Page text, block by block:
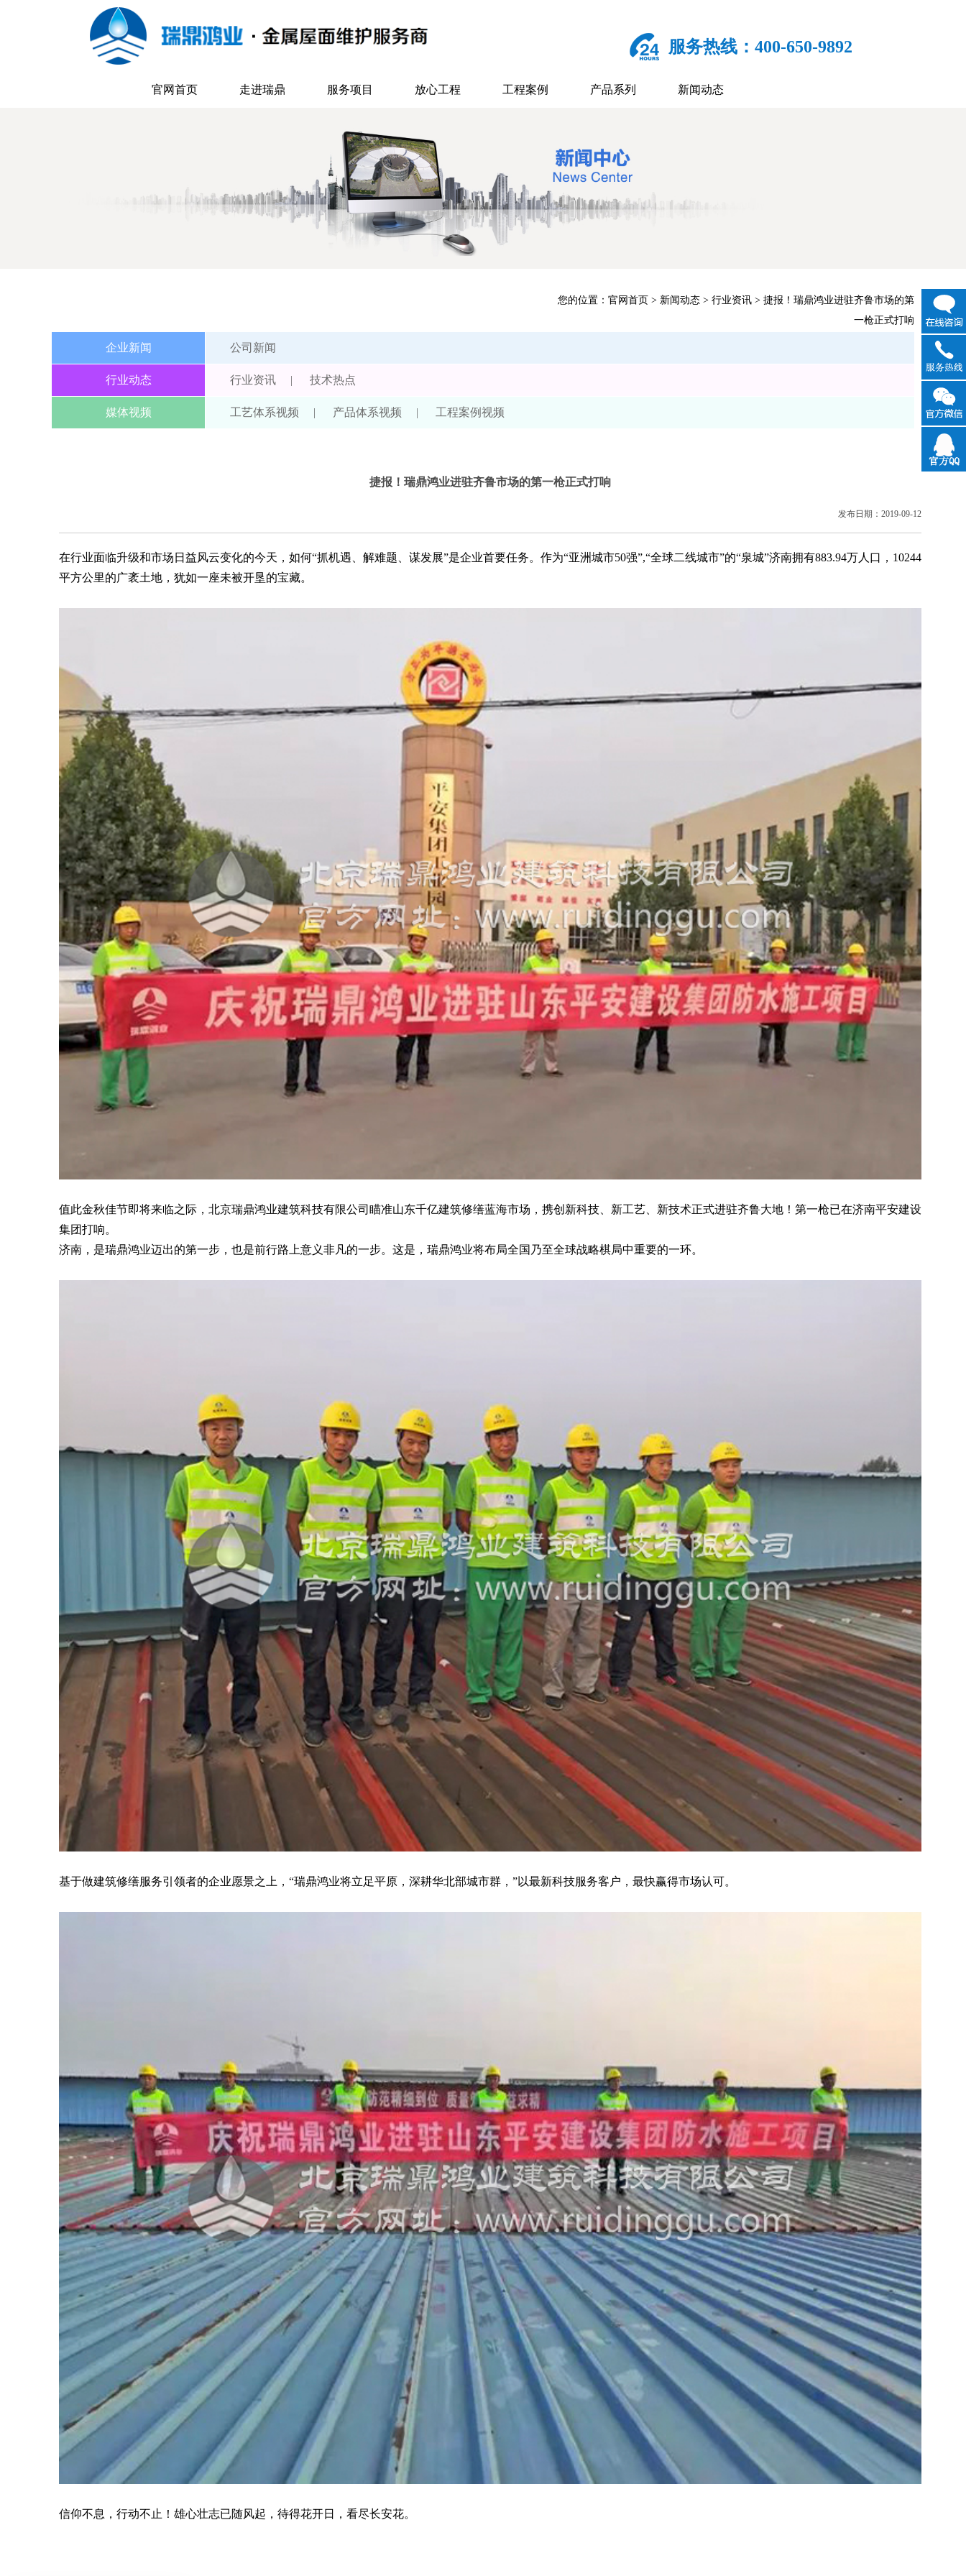
服务热线：400-650-9892
官网首页 走进瑞鼎 服务项目 放心工程 工程案例 产品系列 新闻动态
您的位置： 官网首页 > 新闻动态 > 行业资讯 > 捷报！瑞鼎鸿业进驻齐鲁市场的第
一枪正式打响
企业新闻 公司新闻
行业动态 行业资讯 | 技术热点
媒体视频 工艺体系视频 | 产品体系视频 | 工程案例视频
捷报！瑞鼎鸿业进驻齐鲁市场的第一枪正式打响
发布日期：2019-09-12
在行业面临升级和市场日益风云变化的今天，如何“抓机遇、解难题、谋发展”是企业首要任务。作为“亚洲城市50强”,“全球二线城市”的“泉城”济南拥有883.94万人口，10244
平方公里的广袤土地，犹如一座未被开垦的宝藏。
值此金秋佳节即将来临之际，北京瑞鼎鸿业建筑科技有限公司瞄准山东千亿建筑修缮蓝海市场，携创新科技、新工艺、新技术正式进驻齐鲁大地！第一枪已在济南平安建设
集团打响。
济南，是瑞鼎鸿业迈出的第一步，也是前行路上意义非凡的一步。这是，瑞鼎鸿业将布局全国乃至全球战略棋局中重要的一环。
基于做建筑修缮服务引领者的企业愿景之上，“瑞鼎鸿业将立足平原，深耕华北部城市群，”以最新科技服务客户，最快赢得市场认可。
信仰不息，行动不止！雄心壮志已随风起，待得花开日，看尽长安花。
在线咨
询